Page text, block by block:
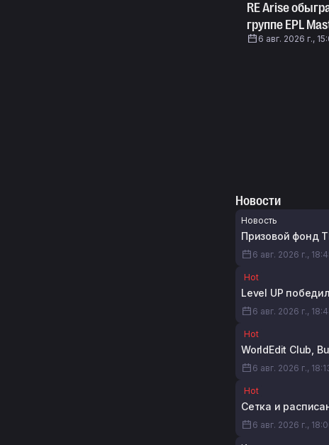
RE Arise
группе EPL
6 авг. 2026 г.,
Новости
Новость
Призовой фонд
6 авг. 2026 г.,
Hot
Level UP
6 авг. 2026 г.,
Hot
WorldEdit Club,
6 авг. 2026 г.,
Hot
Сетка и
6 авг. 2026 г.,